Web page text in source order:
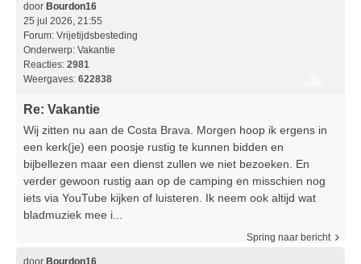
door Bourdon16
25 jul 2026, 21:55
Forum: Vrijetijdsbesteding
Onderwerp: Vakantie
Reacties: 2981
Weergaves: 622838
Re: Vakantie
Wij zitten nu aan de Costa Brava. Morgen hoop ik ergens in
een kerk(je) een poosje rustig te kunnen bidden en
bijbellezen maar een dienst zullen we niet bezoeken. En
verder gewoon rustig aan op de camping en misschien nog
iets via YouTube kijken of luisteren. Ik neem ook altijd wat
bladmuziek mee i...
Spring naar bericht
door Bourdon16